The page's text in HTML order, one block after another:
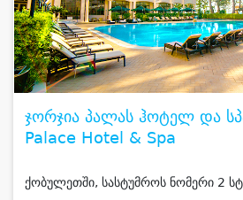
ჯორჯია პალას ჰოტელ და
Palace Hotel & Spa
ქობულეთში, სასტუმროს ნომერი 2